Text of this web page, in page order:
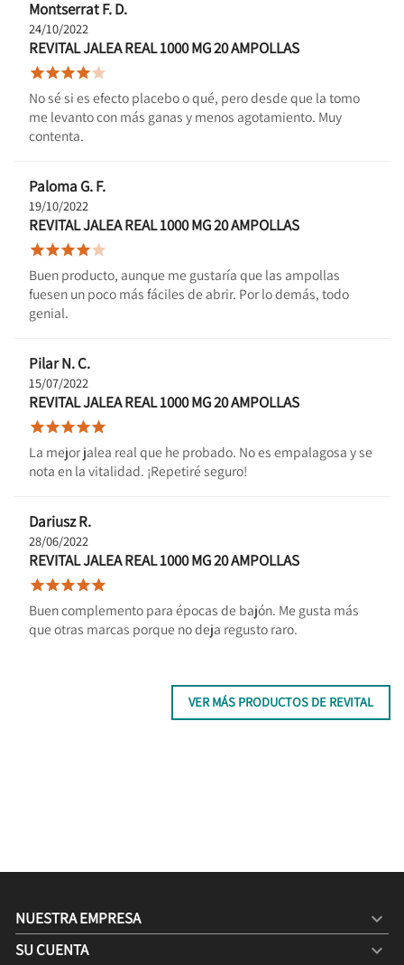
Montserrat F. D.
24/10/2022
REVITAL JALEA REAL 1000 MG 20 AMPOLLAS

No sé si es efecto placebo o qué, pero desde que la tomo
me levanto con más ganas y menos agotamiento. Muy
contenta.
Paloma G. F.
19/10/2022
REVITAL JALEA REAL 1000 MG 20 AMPOLLAS

Buen producto, aunque me gustaría que las ampollas
fuesen un poco más fáciles de abrir. Por lo demás, todo
genial.
Pilar N. C.
15/07/2022
REVITAL JALEA REAL 1000 MG 20 AMPOLLAS

La mejor jalea real que he probado. No es empalagosa y se
nota en la vitalidad. ¡Repetiré seguro!
Dariusz R.
28/06/2022
REVITAL JALEA REAL 1000 MG 20 AMPOLLAS

Buen complemento para épocas de bajón. Me gusta más
que otras marcas porque no deja regusto raro.
VER MÁS PRODUCTOS DE REVITAL
NUESTRA EMPRESA 
SU CUENTA 